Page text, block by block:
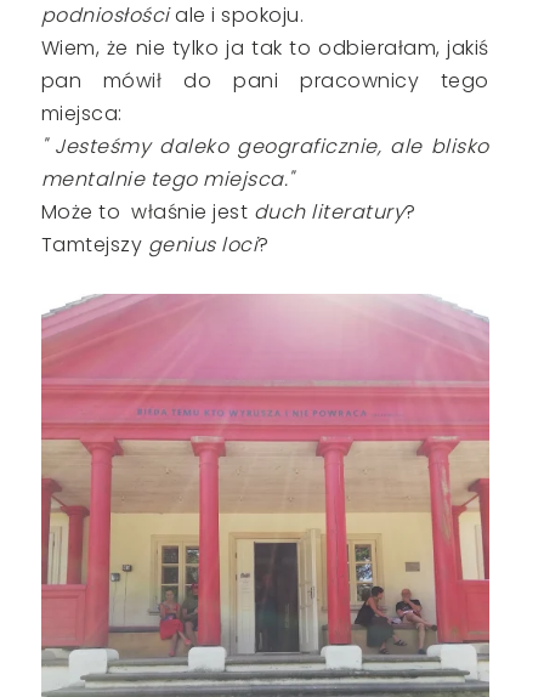
podniosłościale i spokoju.
Wiem, że nie tylko ja tak to odbierałam, jakiś
pan mówił do pani pracownicy tego
miejsca:
" Jesteśmy daleko geograficznie, ale blisko
mentalnie tego miejsca."
Może to właśnie jest duch literatury?
Tamtejszy genius loci?